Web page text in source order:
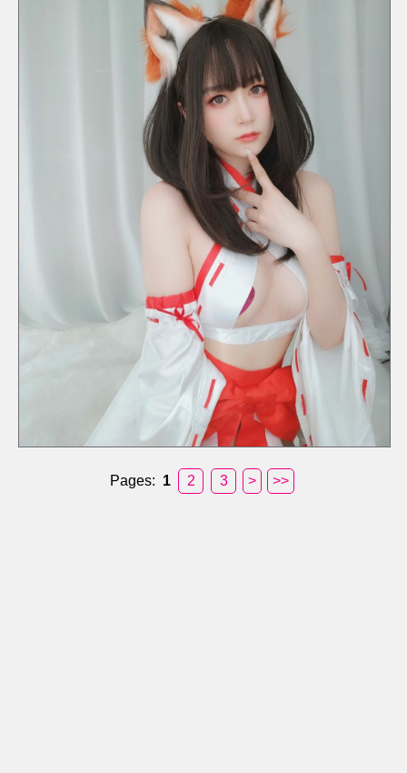
Pages: 1 2 3 > >>